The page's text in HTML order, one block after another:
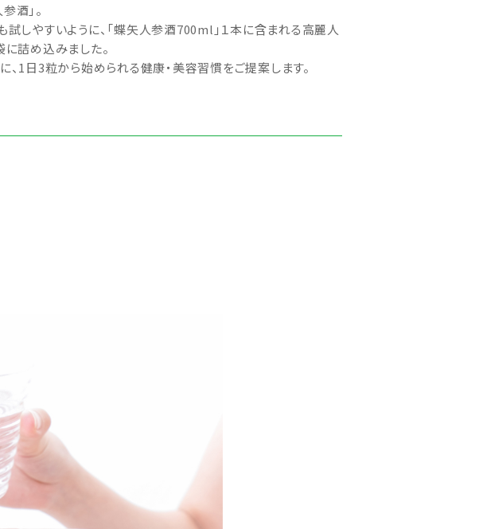
酒」。
やすいように、「蝶矢人参酒700ml」１本に含まれる高麗人
に詰め込みました。
、1日3粒から始められる健康・美容習慣をご提案します。